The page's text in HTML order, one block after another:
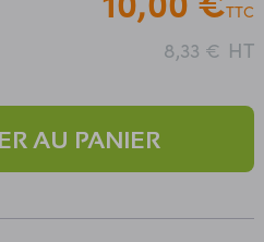
TTC
8,33 € HT
AU PANIER